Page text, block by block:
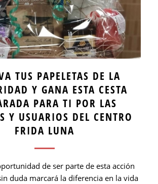
TUS PAPELETAS DE LA
Y GANA ESTA CESTA
PARA TI POR LAS
Y USUARIOS DEL CENTRO
FRIDA LUNA
de ser parte de esta acción
duda marcará la diferencia en la vida